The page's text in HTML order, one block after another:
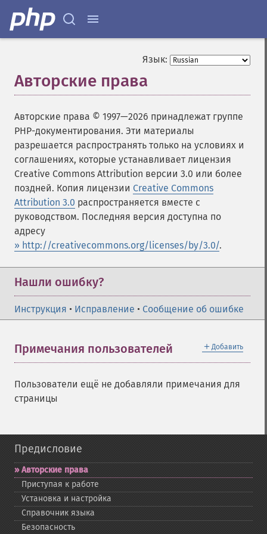
Язык:
Авторские права
Авторские права © 1997—2026 принадлежат группе
PHP-документирования. Эти материалы
разрешается распространять только на условиях и
соглашениях, которые устанавливает лицензия
Creative Commons Attribution версии 3.0 или более
поздней. Копия лицензии Creative Commons
Attribution 3.0 распространяется вместе с
руководством. Последняя версия доступна по
адресу
» http://creativecommons.org/licenses/by/3.0/.
Нашли ошибку?
Инструкция • Исправление • Сообщение об ошибке
＋ Добавить
Примечания пользователей
Пользователи ещё не добавляли примечания для
страницы
Предисловие
Авторские права
Приступая к работе
Установка и настройка
Справочник языка
Безопасность